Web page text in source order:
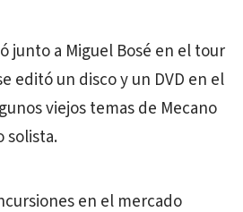
junto a Miguel Bosé en el tour
editó un disco y un DVD en el
viejos temas de Mecano
solista.
en el mercado